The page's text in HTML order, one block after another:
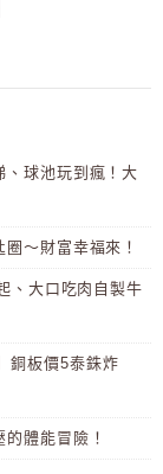
、球池玩到瘋！大
～財富幸福來！
、大口吃肉自製牛
銅板價5泰銖炸
體能冒險！